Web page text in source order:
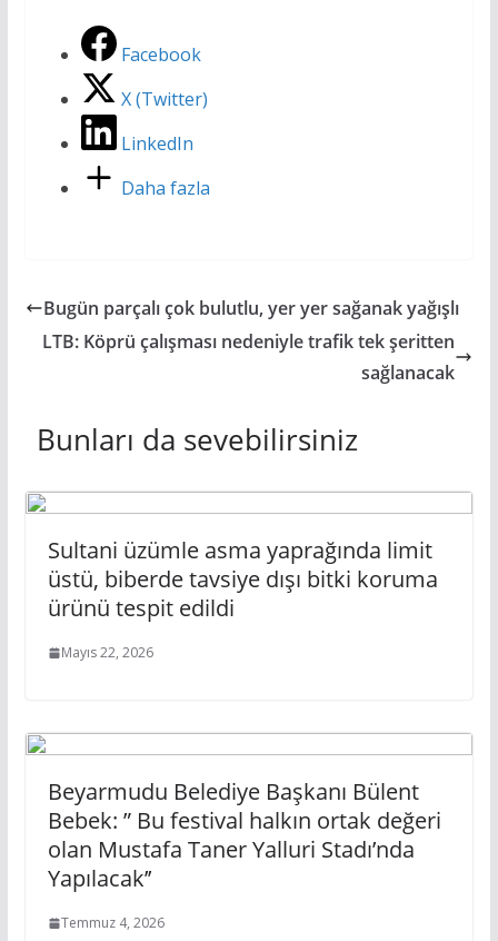
Facebook
X (Twitter)
LinkedIn
Daha fazla
Bugün parçalı çok bulutlu, yer yer sağanak yağışlı
LTB: Köprü çalışması nedeniyle trafik tek şeritten
sağlanacak
Bunları da sevebilirsiniz
Sultani üzümle asma yaprağında limit
üstü, biberde tavsiye dışı bitki koruma
ürünü tespit edildi
Mayıs 22, 2026
Beyarmudu Belediye Başkanı Bülent
Bebek: ” Bu festival halkın ortak değeri
olan Mustafa Taner Yalluri Stadı’nda
Yapılacak’’
Temmuz 4, 2026